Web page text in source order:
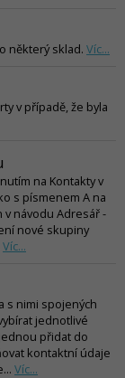
některý sklad. Víc...
v případě, že byla
na Kontakty v
s písmenem A na
návodu Adresář -
nové skupiny
Víc...
s nimi spojených
jednotlivé
přidat do
kontaktní údaje
Víc...